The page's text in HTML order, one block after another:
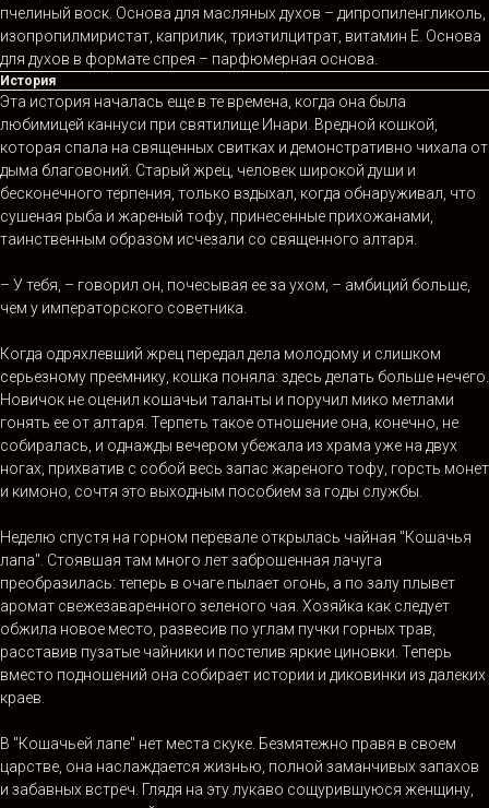
пчелиный воск. Основа для масляных духов – дипропиленгликоль,
изопропилмиристат, каприлик, триэтилцитрат, витамин Е. Основа
для духов в формате спрея – парфюмерная основа.
История
Эта история началась еще в те времена, когда она была
любимицей каннуси при святилище Инари. Вредной кошкой,
которая спала на священных свитках и демонстративно чихала от
дыма благовоний. Старый жрец, человек широкой души и
бесконечного терпения, только вздыхал, когда обнаруживал, что
сушеная рыба и жареный тофу, принесенные прихожанами,
таинственным образом исчезали со священного алтаря.
– У тебя, – говорил он, почесывая ее за ухом, – амбиций больше,
чем у императорского советника.
Когда одряхлевший жрец передал дела молодому и слишком
серьезному преемнику, кошка поняла: здесь делать больше нечего.
Новичок не оценил кошачьи таланты и поручил мико метлами
гонять ее от алтаря. Терпеть такое отношение она, конечно, не
собиралась, и однажды вечером убежала из храма уже на двух
ногах, прихватив с собой весь запас жареного тофу, горсть монет
и кимоно, сочтя это выходным пособием за годы службы.
Неделю спустя на горном перевале открылась чайная "Кошачья
лапа". Стоявшая там много лет заброшенная лачуга
преобразилась: теперь в очаге пылает огонь, а по залу плывет
аромат свежезаваренного зеленого чая. Хозяйка как следует
обжила новое место, развесив по углам пучки горных трав,
расставив пузатые чайники и постелив яркие циновки. Теперь
вместо подношений она собирает истории и диковинки из далеких
краев.
В "Кошачьей лапе" нет места скуке. Безмятежно правя в своем
царстве, она наслаждается жизнью, полной заманчивых запахов
и забавных встреч. Глядя на эту лукаво сощурившуюся женщину,